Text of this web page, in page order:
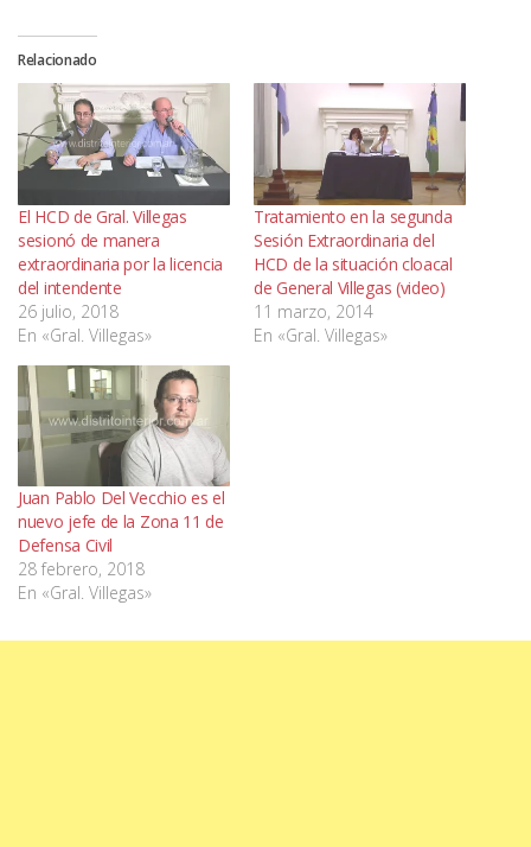
Relacionado
El HCD de Gral. Villegas
sesionó de manera
extraordinaria por la licencia
del intendente
26 julio, 2018
En «Gral. Villegas»
Tratamiento en la segunda
Sesión Extraordinaria del
HCD de la situación cloacal
de General Villegas (video)
11 marzo, 2014
En «Gral. Villegas»
Juan Pablo Del Vecchio es el
nuevo jefe de la Zona 11 de
Defensa Civil
28 febrero, 2018
En «Gral. Villegas»